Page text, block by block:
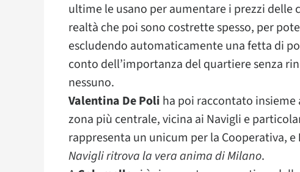
ultime le usano per aumentare i prezzi delle
realtà che poi sono costrette spesso, per
escludendo automaticamente una fetta di
conto dell’importanza del quartiere senza
nessuno.
Valentina De Poli ha poi raccontato insieme
zona più centrale, vicina ai Navigli e
rappresenta un unicum per la Cooperativa, e
Navigli ritrova la vera anima di Milano.